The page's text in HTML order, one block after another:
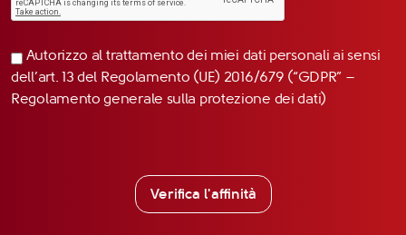
Autorizzo al trattamento dei miei dati personali ai sensi
dell’art. 13 del Regolamento (UE) 2016/679 (“GDPR” –
Regolamento generale sulla protezione dei dati)
Verifica l'affinità